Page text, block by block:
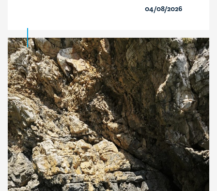
04/08/2026